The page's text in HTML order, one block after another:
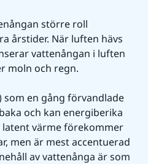
större roll
årstider. När luften hävs
vattenångan i luften
moln och regn.
som en gång förvandlade
och kan energiberika
latent värme förekommer
men är mest accentuerad
av vattenånga är som